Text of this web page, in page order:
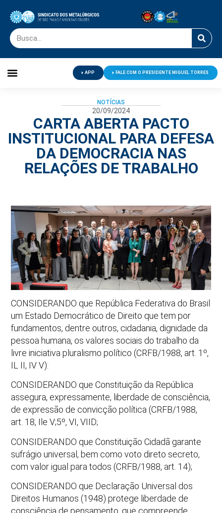
APP FALE COM O PRESIDENTE MIGUEL TORRES
NOTÍCIAS
20/09/2024
CARTA ABERTA PACTO
INSTITUCIONAL PARA DEFESA
DA DEMOCRACIA NAS
RELAÇÕES DE TRABALHO
CONSIDERANDO que República Federativa do Brasil
um Estado Democrático de Direito que tem por
fundamentos, dentre outros, cidadania, dignidade da
pessoa humana, os valores sociais do trabalho da
livre iniciativa pluralismo político (CRFB/1988, art. 1º,
IL II, IV V):
CONSIDERANDO que Constituição da República
assegura, expressamente, liberdade de consciência,
de expressão de convicção política (CRFB/1988,
art. 18, Ile V;5º, VI, VIID;
CONSIDERANDO que Constituição Cidadã garante
sufrágio universal, bem como voto direto secreto,
com valor igual para todos (CRFB/1988, art. 14);
CONSIDERANDO que Declaração Universal dos
Direitos Humanos (1948) protege liberdade de
consciência de pensamento, que compreende